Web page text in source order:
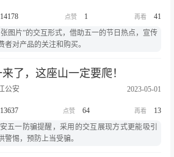
14178 1
41
图片”的交互形式，借助五一的节日热点，宣传
对产品的关注和购买。
了，这座山一定要爬！
公安 2023-05-01
13637 64
13
五一防骗提醒，采用的交互展现方式更能吸引
惕，预防上当受骗。